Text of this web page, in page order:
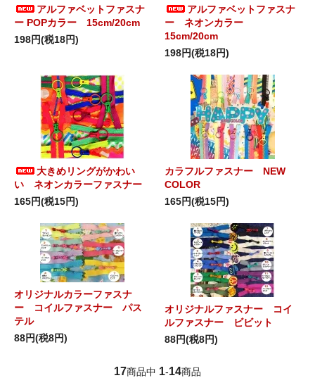
アルファベットファスナ
ー POPカラー 15cm/20cm
198円(税18円)
アルファベットファスナ
ー ネオンカラー
15cm/20cm
198円(税18円)
大きめリングがかわい
い ネオンカラーファスナー
165円(税15円)
カラフルファスナー NEW
COLOR
165円(税15円)
オリジナルカラーファスナ
ー コイルファスナー パス
テル
88円(税8円)
オリジナルファスナー コイ
ルファスナー ビビット
88円(税8円)
17商品中 1-14商品